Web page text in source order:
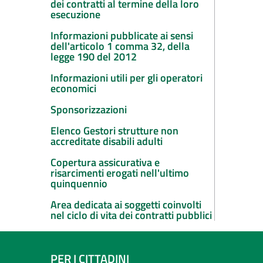
dei contratti al termine della loro
esecuzione
Informazioni pubblicate ai sensi
dell'articolo 1 comma 32, della
legge 190 del 2012
Informazioni utili per gli operatori
economici
Sponsorizzazioni
Elenco Gestori strutture non
accreditate disabili adulti
Copertura assicurativa e
risarcimenti erogati nell'ultimo
quinquennio
Area dedicata ai soggetti coinvolti
nel ciclo di vita dei contratti pubblici
PER I CITTADINI